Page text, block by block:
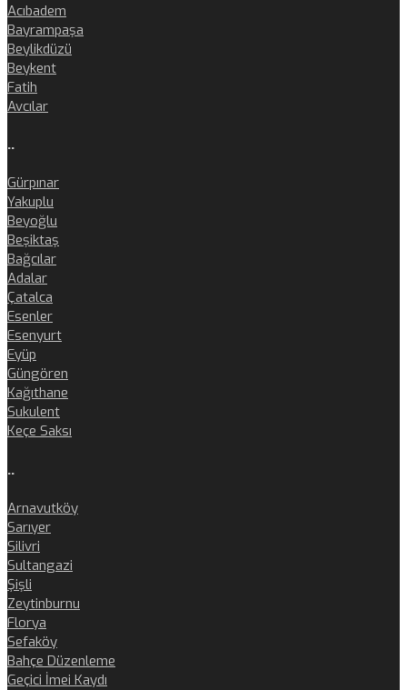
Acıbadem
Bayrampaşa
Beylikdüzü
Beykent
Fatih
Avcılar
..
Gürpınar
Yakuplu
Beyoğlu
Beşiktaş
Bağcılar
Adalar
Çatalca
Esenler
Esenyurt
Eyüp
Güngören
Kağıthane
Sukulent
Keçe Saksı
..
Arnavutköy
Sarıyer
Silivri
Sultangazi
Şişli
Zeytinburnu
Florya
Sefaköy
Bahçe Düzenleme
Geçici İmei Kaydı